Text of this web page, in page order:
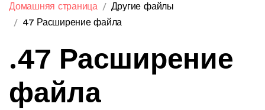
Домашняя страница
Другие файлы
47 Расширение файла
.47 Расширение
файла